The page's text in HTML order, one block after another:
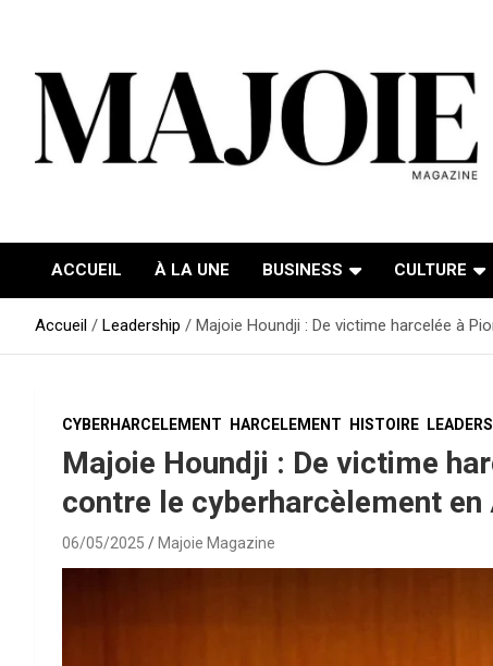
ACCUEIL À LA UNE BUSINESS CULTURE
Accueil Leadership Majoie Houndji : De victime harcelée à
CYBERHARCELEMENT HARCELEMENT HISTOIRE
Majoie Houndji : De victime
contre le cyberharcèlement en
06/05/2025 Majoie Magazine